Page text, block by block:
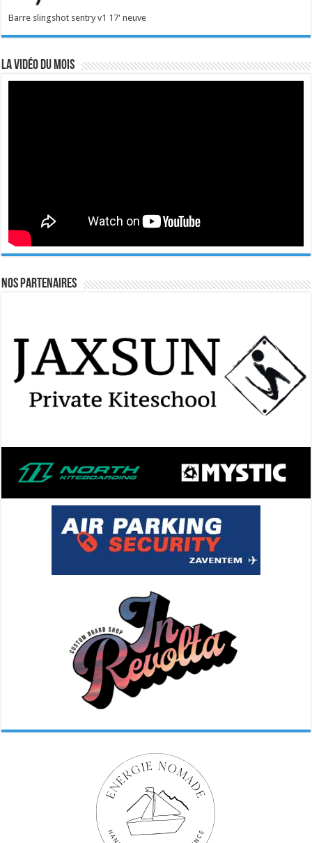
Barre slingshot sentry v1 17' neuve
La vidéo du mois
Nos Partenaires